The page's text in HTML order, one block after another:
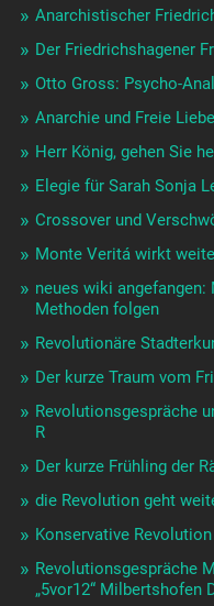
Anarchistischer
Der Friedrichshagener
Otto Gross: Psycho-
Anarchie und Freie
Herr König, gehen Sie
Elegie für Sarah Sonja
Crossover und
Monte Veritá wirkt
neues wiki
Methoden folgen
Revolutionäre
Der kurze Traum vom
Revolutionsgespräche
R
Der kurze Frühling der
die Revolution geht
Konservative
Revolutionsgespräche
„5vor12“ Milbertshofen